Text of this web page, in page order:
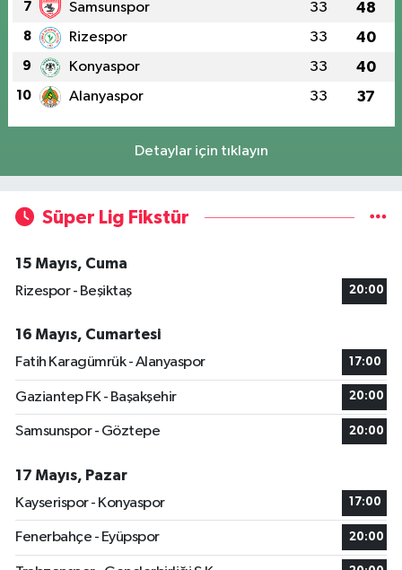
7 Samsunspor 33 48
8 Rizespor 33 40
9 Konyaspor 33 40
10 Alanyaspor 33 37
Detaylar için tıklayın
Süper Lig Fikstür
15 Mayıs, Cuma
Rizespor - Beşiktaş
20:00
16 Mayıs, Cumartesi
Fatih Karagümrük - Alanyaspor
17:00
Gaziantep FK - Başakşehir 20:00
Samsunspor - Göztepe 20:00
17 Mayıs, Pazar
Kayserispor - Konyaspor
17:00
Fenerbahçe - Eyüpspor 20:00